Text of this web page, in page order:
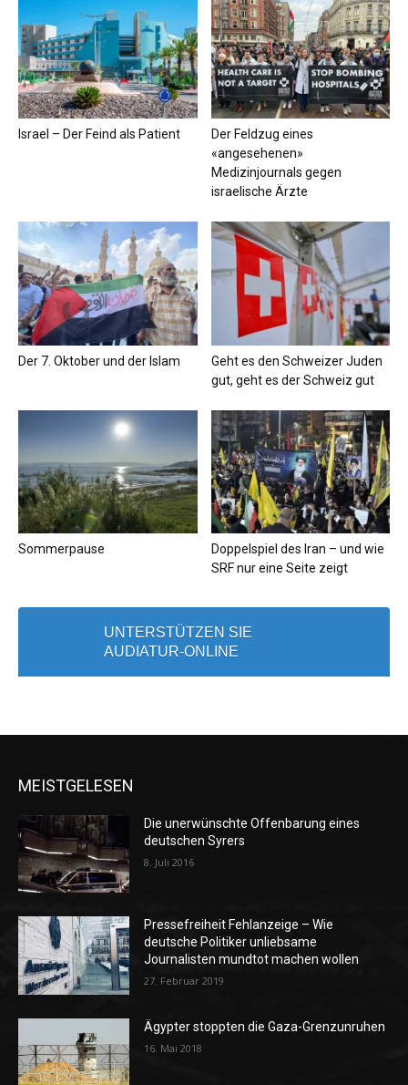
Israel – Der Feind als Patient
Der Feldzug eines
«angesehenen»
Medizinjournals gegen
israelische Ärzte
Der 7. Oktober und der Islam
Geht es den Schweizer Juden
gut, geht es der Schweiz gut
Sommerpause
Doppelspiel des Iran – und wie
SRF nur eine Seite zeigt
UNTERSTÜTZEN SIE
AUDIATUR-ONLINE
MEISTGELESEN
Die unerwünschte Offenbarung eines
deutschen Syrers
8. Juli 2016
Pressefreiheit Fehlanzeige – Wie
deutsche Politiker unliebsame
Journalisten mundtot machen wollen
27. Februar 2019
Ägypter stoppten die Gaza-Grenzunruhen
16. Mai 2018